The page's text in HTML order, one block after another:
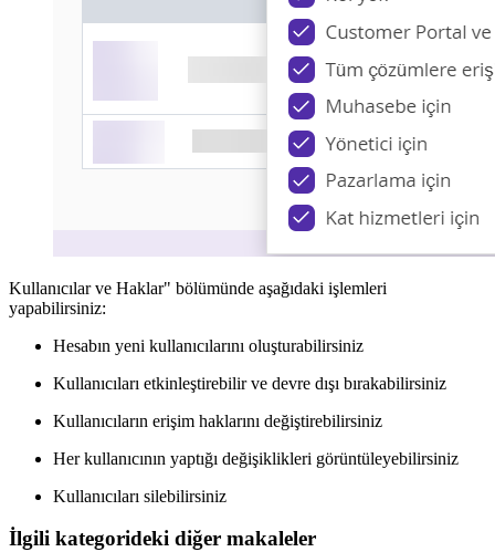
Kullanıcılar ve Haklar" bölümünde aşağıdaki işlemleri
yapabilirsiniz:
Hesabın yeni kullanıcılarını oluşturabilirsiniz
Kullanıcıları etkinleştirebilir ve devre dışı bırakabilirsiniz
Kullanıcıların erişim haklarını değiştirebilirsiniz
Her kullanıcının yaptığı değişiklikleri görüntüleyebilirsiniz
Kullanıcıları silebilirsiniz
İlgili kategorideki diğer makaleler